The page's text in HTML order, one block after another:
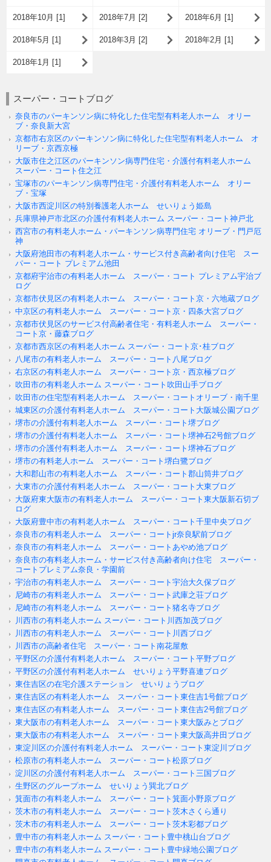
2018年10月 [1] 2018年7月 [2] 2018年6月 [1]
2018年5月 [1] 2018年3月 [2] 2018年2月 [1]
2018年1月 [1]
スーパー・コートブログ
奈良市のパーキンソン病に特化した住宅型有料老人ホーム オリー
ブ・奈良新大宮
京都市右京区のパーキンソン病に特化した住宅型有料老人ホーム オ
リーブ・京西京極
大阪市住之江区のパーキンソン病専門住宅・介護付有料老人ホーム
スーパー・コート住之江
宝塚市のパーキンソン病専門住宅・介護付有料老人ホーム オリー
ブ・宝塚
大阪市西淀川区の特別養護老人ホーム せいりょう姫島
兵庫県神戸市北区の介護付有料老人ホーム スーパー・コート神戸北
西宮市の有料老人ホーム・パーキンソン病専門住宅 オリーブ・門戸厄
神
大阪府池田市の有料老人ホーム・サービス付き高齢者向け住宅 スー
パー・コート プレミアム池田
京都府宇治市の有料老人ホーム スーパー・コート プレミアム宇治ブ
ログ
京都市伏見区の有料老人ホーム スーパー・コート京・六地蔵ブログ
中京区の有料老人ホーム スーパー・コート京・四条大宮ブログ
京都市伏見区のサービス付高齢者住宅・有料老人ホーム スーパー・
コート京・藤森ブログ
京都市西京区の有料老人ホーム スーパー・コート京･桂ブログ
八尾市の有料老人ホーム スーパー・コート八尾ブログ
右京区の有料老人ホーム スーパー・コート京・西京極ブログ
吹田市の有料老人ホーム スーパー・コート吹田山手ブログ
吹田市の住宅型有料老人ホーム スーパー・コートオリーブ・南千里
城東区の介護付有料老人ホーム スーパー・コート大阪城公園ブログ
堺市の介護付有料老人ホーム スーパー・コート堺ブログ
堺市の介護付有料老人ホーム スーパー・コート堺神石2号館ブログ
堺市の介護付有料老人ホーム スーパー・コート堺神石ブログ
堺市の有料老人ホーム スーパー・コート堺白鷺ブログ
大和郡山市の有料老人ホーム スーパー・コート郡山筒井ブログ
大東市の介護付有料老人ホーム スーパー・コート大東ブログ
大阪府東大阪市の有料老人ホーム スーパー・コート東大阪新石切ブ
ログ
大阪府豊中市の有料老人ホーム スーパー・コート千里中央ブログ
奈良市の有料老人ホーム スーパー・コートjr奈良駅前ブログ
奈良市の有料老人ホーム スーパー・コートあやめ池ブログ
奈良市の有料老人ホーム・サービス付き高齢者向け住宅 スーパー・
コートプレミアム奈良・学園前
宇治市の有料老人ホーム スーパー・コート宇治大久保ブログ
尼崎市の有料老人ホーム スーパー・コート武庫之荘ブログ
尼崎市の有料老人ホーム スーパー・コート猪名寺ブログ
川西市の有料老人ホーム スーパー・コート川西加茂ブログ
川西市の有料老人ホーム スーパー・コート川西ブログ
川西市の高齢者住宅 スーパー・コート南花屋敷
平野区の介護付有料老人ホーム スーパー・コート平野ブログ
平野区の介護付有料老人ホーム せいりょう平野喜連ブログ
東住吉区の在宅介護ステーション せいりょうブログ
東住吉区の有料老人ホーム スーパー・コート東住吉1号館ブログ
東住吉区の有料老人ホーム スーパー・コート東住吉2号館ブログ
東大阪市の有料老人ホーム スーパー・コート東大阪みとブログ
東大阪市の有料老人ホーム スーパー・コート東大阪高井田ブログ
東淀川区の介護付有料老人ホーム スーパー・コート東淀川ブログ
松原市の有料老人ホーム スーパー・コート松原ブログ
淀川区の介護付有料老人ホーム スーパー・コート三国ブログ
生野区のグループホーム せいりょう巽北ブログ
箕面市の有料老人ホーム スーパー・コート箕面小野原ブログ
茨木市の有料老人ホーム スーパー・コート茨木さくら通り
茨木市の有料老人ホーム スーパー・コート茨木彩都ブログ
豊中市の有料老人ホーム スーパー・コート豊中桃山台ブログ
豊中市の有料老人ホーム スーパー・コート豊中緑地公園ブログ